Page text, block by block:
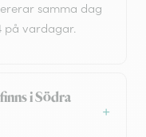
samma dag
på vardagar.
i Södra